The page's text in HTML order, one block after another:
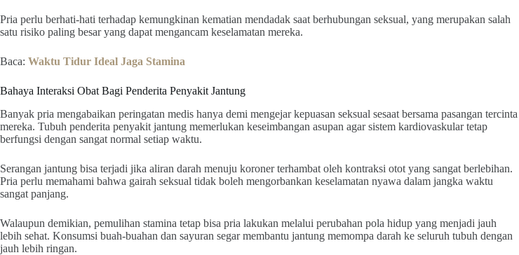
Pria perlu berhati-hati terhadap kemungkinan kematian mendadak saat berhubungan seksual, yang merupakan salah
satu risiko paling besar yang dapat mengancam keselamatan mereka.
Baca: Waktu Tidur Ideal Jaga Stamina
Bahaya Interaksi Obat Bagi Penderita Penyakit Jantung
Banyak pria mengabaikan peringatan medis hanya demi mengejar kepuasan seksual sesaat bersama pasangan tercinta
mereka. Tubuh penderita penyakit jantung memerlukan keseimbangan asupan agar sistem kardiovaskular tetap
berfungsi dengan sangat normal setiap waktu.
Serangan jantung bisa terjadi jika aliran darah menuju koroner terhambat oleh kontraksi otot yang sangat berlebihan.
Pria perlu memahami bahwa gairah seksual tidak boleh mengorbankan keselamatan nyawa dalam jangka waktu
sangat panjang.
Walaupun demikian, pemulihan stamina tetap bisa pria lakukan melalui perubahan pola hidup yang menjadi jauh
lebih sehat. Konsumsi buah-buahan dan sayuran segar membantu jantung memompa darah ke seluruh tubuh dengan
jauh lebih ringan.